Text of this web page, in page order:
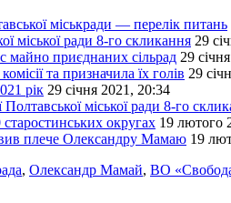
міськради — перелік питань
міської ради 8-го скликання 29
майно приєднаних сільрад 29
та призначила їх голів 29
рік 29 січня 2021, 20:34
Полтавської міської ради 8-го
округах 19 лютого
плече Олександру Мамаю 19
, Олександр Мамай, ВО